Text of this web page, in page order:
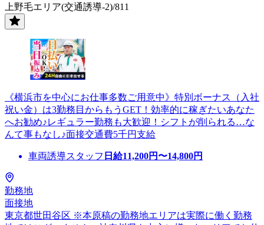
上野毛エリア(交通誘導-2)/811
《横浜市を中心にお仕事多数ご用意中》特別ボーナス（入社
祝い金）は3勤務目からもうGET！効率的に稼ぎたいあなた
へお勧め♪レギュラー勤務も大歓迎！シフトが削られる…な
んて事もなし♪面接交通費5千円支給
車両誘導スタッフ 日給11,200円〜14,800円
勤務地
面接地
東京都世田谷区 ※本原稿の勤務地エリアは実際に働く勤務